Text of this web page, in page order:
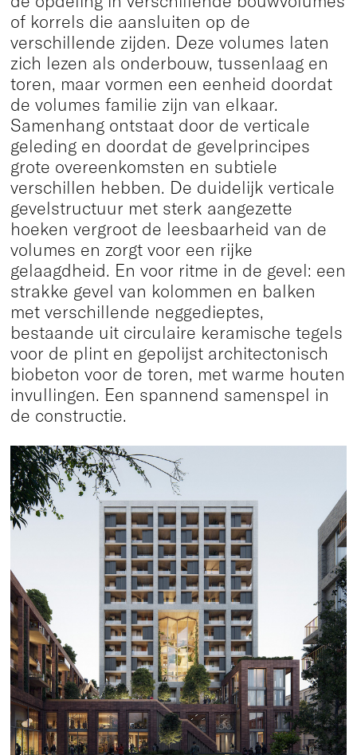
of korrels die aansluiten op de
verschillende zijden. Deze volumes laten
zich lezen als onderbouw, tussenlaag en
toren, maar vormen een eenheid doordat
de volumes familie zijn van elkaar.
Samenhang ontstaat door de verticale
geleding en doordat de gevelprincipes
grote overeenkomsten en subtiele
verschillen hebben. De duidelijk verticale
gevelstructuur met sterk aangezette
hoeken vergroot de leesbaarheid van de
volumes en zorgt voor een rijke
gelaagdheid. En voor ritme in de gevel: een
strakke gevel van kolommen en balken
met verschillende neggedieptes,
bestaande uit circulaire keramische tegels
voor de plint en gepolijst architectonisch
biobeton voor de toren, met warme houten
invullingen. Een spannend samenspel in
de constructie.